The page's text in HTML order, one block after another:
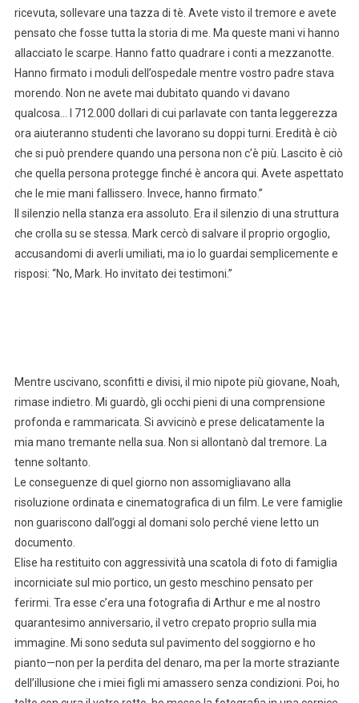
ricevuta, sollevare una tazza di tè. Avete visto il tremore e avete
pensato che fosse tutta la storia di me. Ma queste mani vi hanno
allacciato le scarpe. Hanno fatto quadrare i conti a mezzanotte.
Hanno firmato i moduli dell’ospedale mentre vostro padre stava
morendo. Non ne avete mai dubitato quando vi davano
qualcosa… I 712.000 dollari di cui parlavate con tanta leggerezza
ora aiuteranno studenti che lavorano su doppi turni. Eredità è ciò
che si può prendere quando una persona non c’è più. Lascito è ciò
che quella persona protegge finché è ancora qui. Avete aspettato
che le mie mani fallissero. Invece, hanno firmato.”
Il silenzio nella stanza era assoluto. Era il silenzio di una struttura
che crolla su se stessa. Mark cercò di salvare il proprio orgoglio,
accusandomi di averli umiliati, ma io lo guardai semplicemente e
risposi: “No, Mark. Ho invitato dei testimoni.”
Mentre uscivano, sconfitti e divisi, il mio nipote più giovane, Noah,
rimase indietro. Mi guardò, gli occhi pieni di una comprensione
profonda e rammaricata. Si avvicinò e prese delicatamente la
mia mano tremante nella sua. Non si allontanò dal tremore. La
tenne soltanto.
Le conseguenze di quel giorno non assomigliavano alla
risoluzione ordinata e cinematografica di un film. Le vere famiglie
non guariscono dall’oggi al domani solo perché viene letto un
documento.
Elise ha restituito con aggressività una scatola di foto di famiglia
incorniciate sul mio portico, un gesto meschino pensato per
ferirmi. Tra esse c’era una fotografia di Arthur e me al nostro
quarantesimo anniversario, il vetro crepato proprio sulla mia
immagine. Mi sono seduta sul pavimento del soggiorno e ho
pianto—non per la perdita del denaro, ma per la morte straziante
dell’illusione che i miei figli mi amassero senza condizioni. Poi, ho